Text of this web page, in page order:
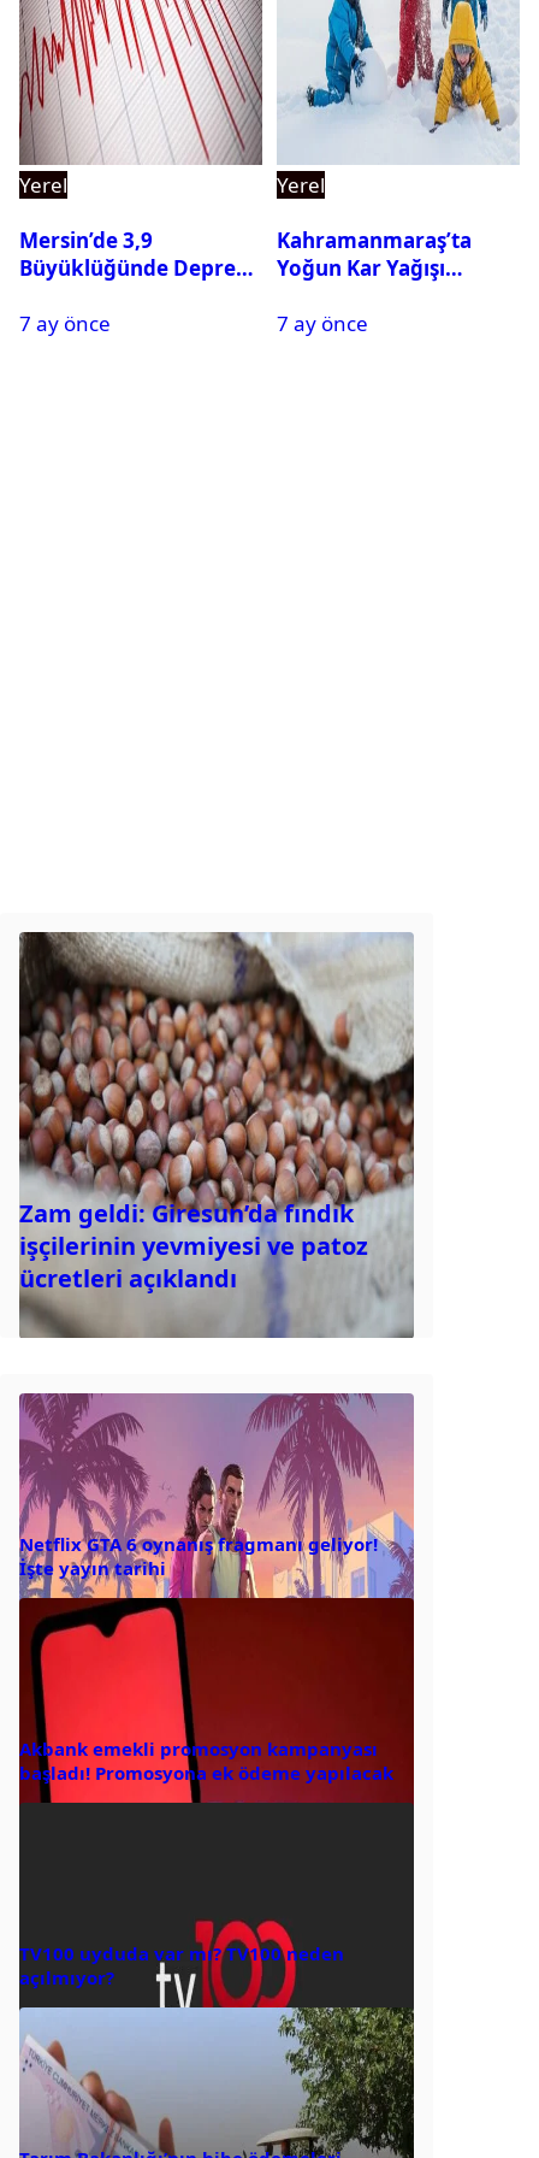
Yerel
Mersin’de 3,9
Büyüklüğünde Deprem
7 ay önce
Yerel
Kahramanmaraş’ta
Yoğun Kar Yağışı
Tatil
7 ay önce
Zam geldi: Giresun’da fındık
işçilerinin yevmiyesi ve patoz
ücretleri açıklandı
Netflix GTA 6 oynanış fragmanı geliyor!
İşte yayın tarihi
Akbank emekli promosyon kampanyası
başladı! Promosyona ek ödeme yapılacak
TV100 uyduda var mı? TV100 neden
açılmıyor?